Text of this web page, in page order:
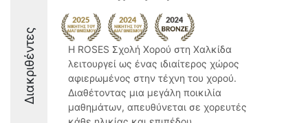
Διακριθέντες
Η ROSES Σχολή Χορού στη Χαλκίδα
λειτουργεί ως ένας ιδιαίτερος χώρος
αφιερωμένος στην τέχνη του χορού.
Διαθέτοντας μια μεγάλη ποικιλία
μαθημάτων, απευθύνεται σε χορευτές